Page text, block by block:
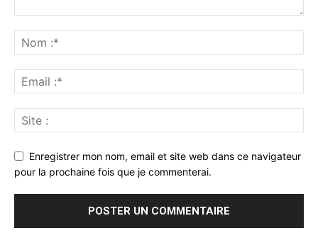
Enregistrer mon nom, email et site web dans ce navigateur
pour la prochaine fois que je commenterai.